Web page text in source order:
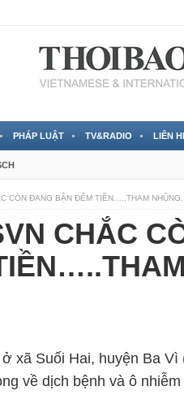
PHÁP LUẬT TV&RADIO LIÊN
CÒN ĐANG BẬN ĐẾM TIỀN…..THAM NHŨNG.
CHẮC
xã Suối Hai, huyện Ba Vì
về dịch bệnh và ô